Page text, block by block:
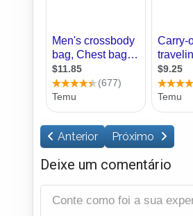
Anterior Próximo
Deixe um comentário